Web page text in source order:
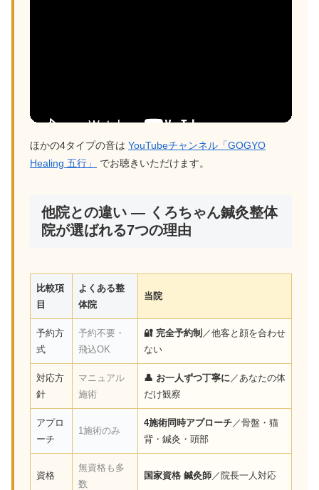
ほかの4タイプの音は YouTubeチャンネル「GOGYO
Healing 五行」
でお聴きいただけます。
他院との違い — くろちゃん鍼灸整体
院が選ばれる7つの理由
比較項
目
よくある整
体院
当院
予約方
式
予約不要・
飛込OK
🔐 完全予約制 ／他客と顔を合わせ
ない
対応方
針
マニュアル
施術
👤 お一人ずつ丁寧に ／あなたの体
だけ観察
アプロ
ーチ
1施術のみ
4施術同時アプローチ ／骨盤・猫
背・鍼灸・頭部
資格
無資格も多
数
国家資格 鍼灸師 ／院長一人対応